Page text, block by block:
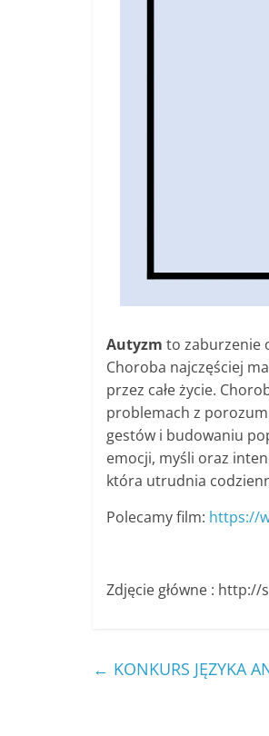
Autyzm to zaburzenie
Choroba najczęściej
przez całe życie.
problemach z
gestów i budowaniu
emocji, myśli oraz
która utrudnia
Polecamy film: https://
Zdjęcie główne :
← KONKURS JĘZYKA